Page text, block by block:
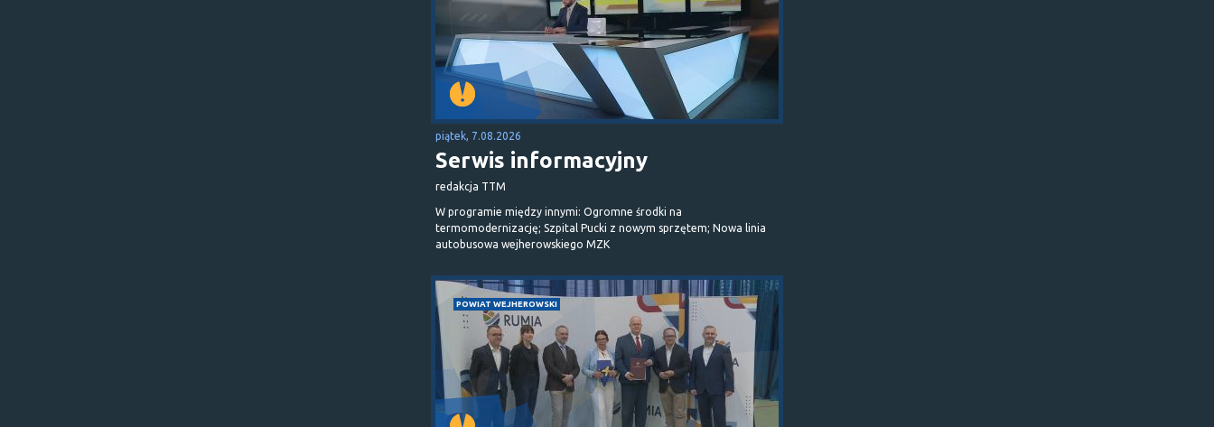
piątek, 7.08.2026
Serwis informacyjny
redakcja TTM
W programie między innymi: Ogromne środki na
termomodernizację; Szpital Pucki z nowym sprzętem; Nowa linia
autobusowa wejherowskiego MZK
POWIAT WEJHEROWSKI